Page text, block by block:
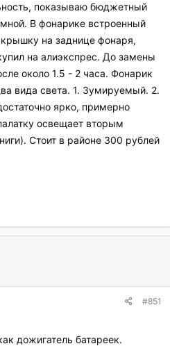
показываю бюджетный
В фонарике встроенный
на заднице фонаря,
на алиэкспрес. До замены
около 1.5 - 2 часа. Фонарик
вида света. 1. Зумируемый. 2.
ярко, примерно
освещает вторым
Стоит в районе 300 рублей
#851
дожигатель батареек.